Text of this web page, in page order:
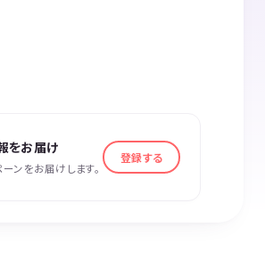
をお届け
ンをお届けします。
登録する